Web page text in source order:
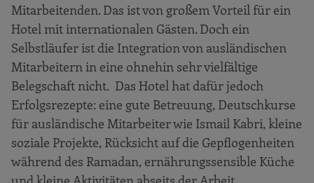
Mitarbeitenden. Das ist von großem Vorteil für ein
Hotel mit internationalen Gästen. Doch ein
Selbstläufer ist die Integration von ausländischen
Mitarbeitern in eine ohnehin sehr vielfältige
Belegschaft nicht. Das Hotel hat dafür jedoch
Erfolgsrezepte: eine gute Betreuung, Deutschkurse
für ausländische Mitarbeiter wie Ismail Kabri, kleine
soziale Projekte, Rücksicht auf die Gepflogenheiten
während des Ramadan, ernährungssensible Küche